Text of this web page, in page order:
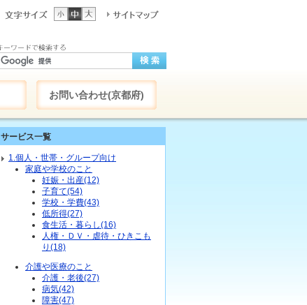
お問い合わせ(京都府)
サービス一覧
1.個人・世帯・グループ向け
家庭や学校のこと
妊娠・出産(12)
子育て(54)
学校・学費(43)
低所得(27)
食生活・暮らし(16)
人権・ＤＶ・虐待・ひきこも
り(18)
介護や医療のこと
介護・老後(27)
病気(42)
障害(47)